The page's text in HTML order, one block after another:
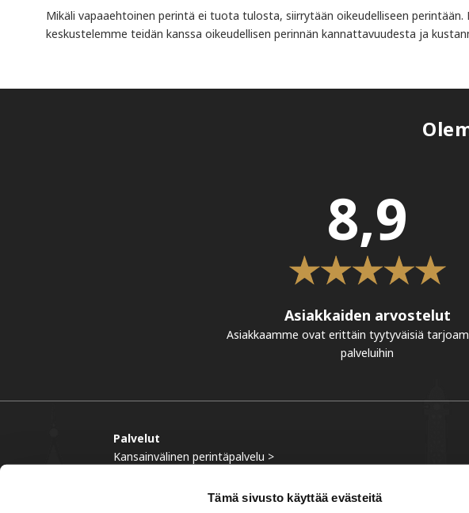
Tämä sivusto käyttää evästeitä
Mikäli vapaaehtoinen perintä ei tuota tulosta, siirrytään oikeudelliseen
keskustelemme teidän kanssa oikeudellisen perinnän kannattavuudesta ja
8,9
Asiakkaiden arvostelut
Asiakkaamme ovat erittäin tyytyväisiä
palveluihin
Palvelut
Kansainvälinen perintäpalvelu >
Perintä Euroopan ulkopuolella >